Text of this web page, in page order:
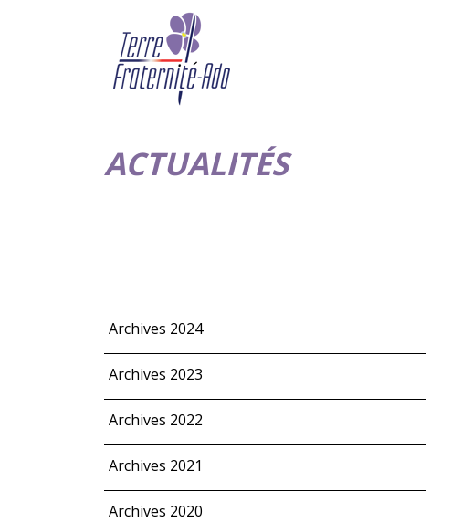
ACTUALITÉS
Archives 2024
Archives 2023
Archives 2022
Archives 2021
Archives 2020